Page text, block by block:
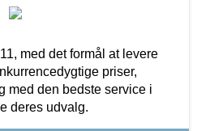
med det formål at levere
priser,
med den bedste service i
deres udvalg.